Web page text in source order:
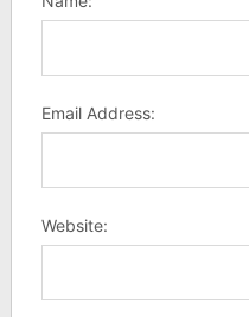
Email Address:
Website: